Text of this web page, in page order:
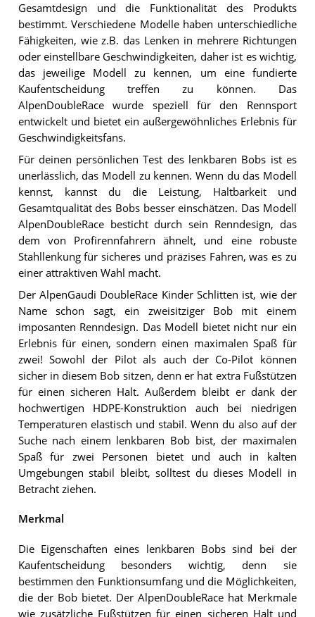
Gesamtdesign und die Funktionalität des Produkts
bestimmt. Verschiedene Modelle haben unterschiedliche
Fähigkeiten, wie z.B. das Lenken in mehrere Richtungen
oder einstellbare Geschwindigkeiten, daher ist es wichtig,
das jeweilige Modell zu kennen, um eine fundierte
Kaufentscheidung treffen zu können. Das
AlpenDoubleRace wurde speziell für den Rennsport
entwickelt und bietet ein außergewöhnliches Erlebnis für
Geschwindigkeitsfans.
Für deinen persönlichen Test des lenkbaren Bobs ist es
unerlässlich, das Modell zu kennen. Wenn du das Modell
kennst, kannst du die Leistung, Haltbarkeit und
Gesamtqualität des Bobs besser einschätzen. Das Modell
AlpenDoubleRace besticht durch sein Renndesign, das
dem von Profirennfahrern ähnelt, und eine robuste
Stahllenkung für sicheres und präzises Fahren, was es zu
einer attraktiven Wahl macht.
Der AlpenGaudi DoubleRace Kinder Schlitten ist, wie der
Name schon sagt, ein zweisitziger Bob mit einem
imposanten Renndesign. Das Modell bietet nicht nur ein
Erlebnis für einen, sondern einen maximalen Spaß für
zwei! Sowohl der Pilot als auch der Co-Pilot können
sicher in diesem Bob sitzen, denn er hat extra Fußstützen
für einen sicheren Halt. Außerdem bleibt er dank der
hochwertigen HDPE-Konstruktion auch bei niedrigen
Temperaturen elastisch und stabil. Wenn du also auf der
Suche nach einem lenkbaren Bob bist, der maximalen
Spaß für zwei Personen bietet und auch in kalten
Umgebungen stabil bleibt, solltest du dieses Modell in
Betracht ziehen.
Merkmal
Die Eigenschaften eines lenkbaren Bobs sind bei der
Kaufentscheidung besonders wichtig, denn sie
bestimmen den Funktionsumfang und die Möglichkeiten,
die der Bob bietet. Der AlpenDoubleRace hat Merkmale
wie zusätzliche Fußstützen für einen sicheren Halt und